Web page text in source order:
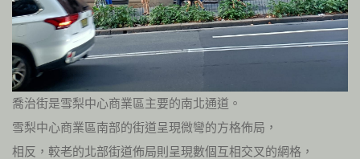
喬治街是雪梨中心商業區主要的南北通道。
雪梨中心商業區南部的街道呈現微彎的方格佈局，
相反，較老的北部街道佈局則呈現數個互相交叉的網格，